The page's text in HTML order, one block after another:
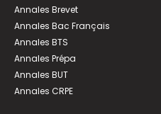
Annales Brevet
Annales Bac Français
Annales BTS
Annales Prépa
Annales BUT
Annales CRPE